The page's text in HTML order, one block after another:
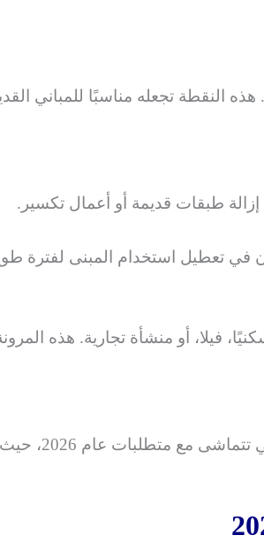
النقطة تجعله مناسبًا للمباني
طبقات قديمة أو أعمال تكسير.
في تعطيل استخدام المبنى لفترة
فيلا، أو منشأة تجارية. هذه
في ظل التوجه نحو